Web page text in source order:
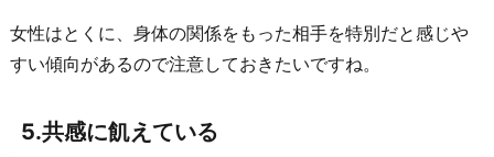
女性はとくに、身体の関係をもった相手を特別だと感じや
すい傾向があるので注意しておきたいですね。
5.共感に飢えている